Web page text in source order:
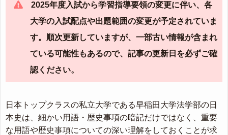
2025年度入試から学習指導要領の変更に伴い、各
大学の入試配点や出題範囲の変更が予定されていま
す。順次更新していますが、一部古い情報が含まれ
ている可能性もあるので、記事の更新日を必ずご確
認ください。
日本トップクラスの私立大学である早稲田大学法学部の日
本史は、細かい用語・歴史事項の暗記だけではなく、重要
な用語や歴史事項についての深い理解をしておくことが求